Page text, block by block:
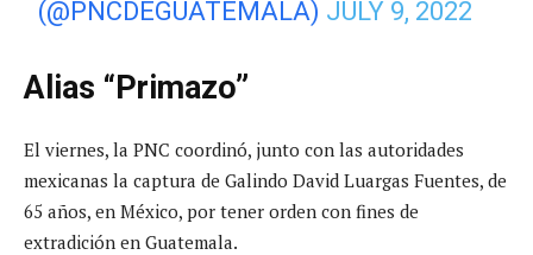
(@PNCDEGUATEMALA) JULY 9, 2022
Alias “Primazo”
El viernes, la PNC coordinó, junto con las autoridades
mexicanas la captura de Galindo David Luargas Fuentes, de
65 años, en México, por tener orden con fines de
extradición en Guatemala.